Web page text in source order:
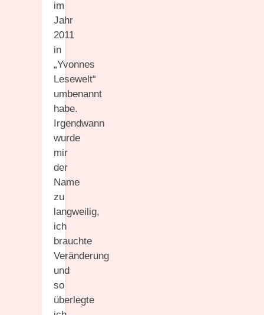
im
Jahr
2011
in
„Yvonnes
Lesewelt“
umbenannt
habe.
Irgendwann
wurde
mir
der
Name
zu
langweilig,
ich
brauchte
Veränderung
und
so
überlegte